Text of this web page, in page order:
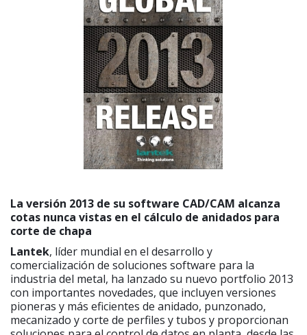
La versión 2013 de su software CAD/CAM alcanza
cotas nunca vistas en el cálculo de anidados para
corte de chapa
Lantek, líder mundial en el desarrollo y
comercialización de soluciones software para la
industria del metal, ha lanzado su nuevo portfolio 2013
con importantes novedades, que incluyen versiones
pioneras y más eficientes de anidado, punzonado,
mecanizado y corte de perfiles y tubos y proporcionan